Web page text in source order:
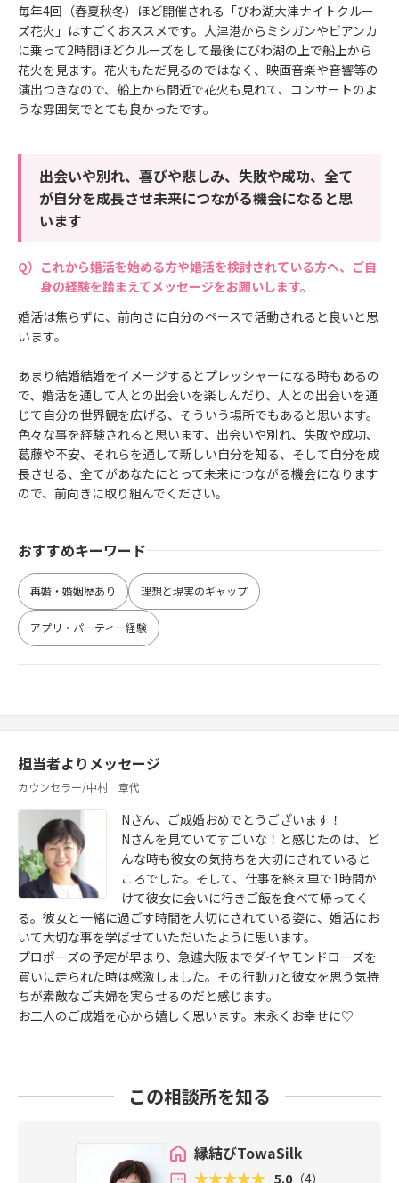
毎年4回（春夏秋冬）ほど開催される「びわ湖大津ナイトクルー
ズ花火」はすごくおススメです。大津港からミシガンやビアンカ
に乗って2時間ほどクルーズをして最後にびわ湖の上で船上から
花火を見ます。花火もただ見るのではなく、映画音楽や音響等の
演出つきなので、船上から間近で花火も見れて、コンサートのよ
うな雰囲気でとても良かったです。
出会いや別れ、喜びや悲しみ、失敗や成功、全て
が自分を成長させ未来につながる機会になると思
います
これから婚活を始める方や婚活を検討されている方へ、ご自
身の経験を踏まえてメッセージをお願いします。
婚活は焦らずに、前向きに自分のペースで活動されると良いと思
います。
あまり結婚結婚をイメージするとプレッシャーになる時もあるの
で、婚活を通して人との出会いを楽しんだり、人との出会いを通
じて自分の世界観を広げる、そういう場所でもあると思います。
色々な事を経験されると思います、出会いや別れ、失敗や成功、
葛藤や不安、それらを通して新しい自分を知る、そして自分を成
長させる、全てがあなたにとって未来につながる機会になります
ので、前向きに取り組んでください。
おすすめキーワード
再婚・婚姻歴あり 理想と現実のギャップ
アプリ・パーティー経験
担当者よりメッセージ
カウンセラー/中村 章代
Nさん、ご成婚おめでとうございます！
Nさんを見ていてすごいな！と感じたのは、ど
んな時も彼女の気持ちを大切にされていると
ころでした。そして、仕事を終え車で1時間か
けて彼女に会いに行きご飯を食べて帰ってく
る。彼女と一緒に過ごす時間を大切にされている姿に、婚活にお
いて大切な事を学ばせていただいたように思います。
プロポーズの予定が早まり、急遽大阪までダイヤモンドローズを
買いに走られた時は感激しました。その行動力と彼女を思う気持
ちが素敵なご夫婦を実らせるのだと感じます。
お二人のご成婚を心から嬉しく思います。末永くお幸せに♡
この相談所を知る
縁結びTowaSilk
5.0 （4）